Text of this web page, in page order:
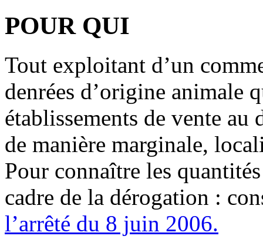
POUR QUI
Tout exploitant d’un
denrées d’origine animale
établissements de vente au
de manière marginale,
Pour connaître les
cadre de la dérogation :
l’arrêté du 8 juin 2006.